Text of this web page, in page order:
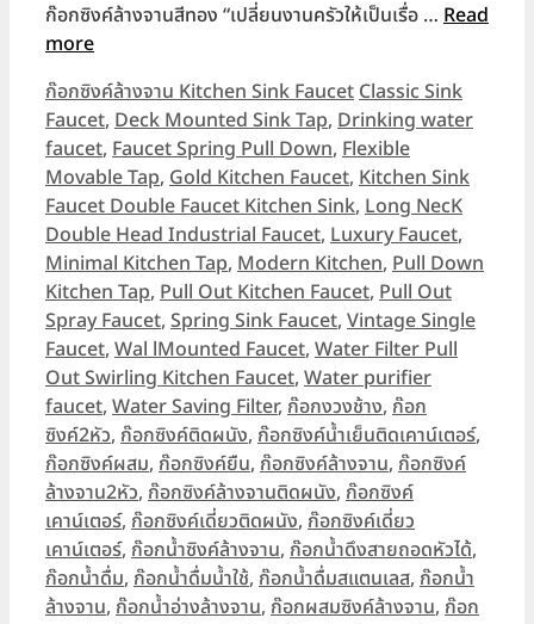
ก๊อกซิงค์ล้างจานสีทอง “เปลี่ยนงานครัวให้เป็นเรื่อ … Read
more
Categories
ก๊อกซิงค์ล้างจาน Kitchen Sink Faucet Tags
Classic Sink
Faucet, Deck Mounted Sink Tap, Drinking water
faucet, Faucet Spring Pull Down, Flexible
Movable Tap, Gold Kitchen Faucet, Kitchen Sink
Faucet Double Faucet Kitchen Sink, Long NecK
Double Head Industrial Faucet, Luxury Faucet,
Minimal Kitchen Tap, Modern Kitchen, Pull Down
Kitchen Tap, Pull Out Kitchen Faucet, Pull Out
Spray Faucet, Spring Sink Faucet, Vintage Single
Faucet, Wal lMounted Faucet, Water Filter Pull
Out Swirling Kitchen Faucet, Water purifier
faucet, Water Saving Filter, ก๊อกงวงช้าง, ก๊อก
ซิงค์2หัว, ก๊อกซิงค์ติดผนัง, ก๊อกซิงค์น้ำเย็นติดเคาน์เตอร์,
ก๊อกซิงค์ผสม, ก๊อกซิงค์ยืน, ก๊อกซิงค์ล้างจาน, ก๊อกซิงค์
ล้างจาน2หัว, ก๊อกซิงค์ล้างจานติดผนัง, ก๊อกซิงค์
เคาน์เตอร์, ก๊อกซิงค์เดี่ยวติดผนัง, ก๊อกซิงค์เดี่ยว
เคาน์เตอร์, ก๊อกน้ำซิงค์ล้างจาน, ก๊อกน้ำดึงสายถอดหัวได้,
ก๊อกน้ำดื่ม, ก๊อกน้ำดื่มน้ำใช้, ก๊อกน้ำดื่มสแตนเลส, ก๊อกน้ำ
ล้างจาน, ก๊อกน้ำอ่างล้างจาน, ก๊อกผสมซิงค์ล้างจาน, ก๊อก